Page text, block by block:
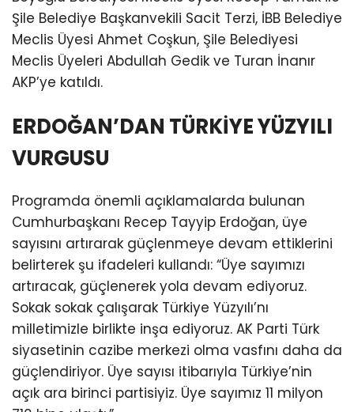
Şile Belediye Başkanvekili Sacit Terzi, İBB Belediye
Meclis Üyesi Ahmet Coşkun, Şile Belediyesi
Meclis Üyeleri Abdullah Gedik ve Turan İnanır
AKP’ye katıldı.
ERDOĞAN’DAN TÜRKİYE YÜZYILI
VURGUSU
Programda önemli açıklamalarda bulunan
Cumhurbaşkanı Recep Tayyip Erdoğan, üye
sayısını artırarak güçlenmeye devam ettiklerini
belirterek şu ifadeleri kullandı: “Üye sayımızı
artıracak, güçlenerek yola devam ediyoruz.
Sokak sokak çalışarak Türkiye Yüzyılı’nı
milletimizle birlikte inşa ediyoruz. AK Parti Türk
siyasetinin cazibe merkezi olma vasfını daha da
güçlendiriyor. Üye sayısı itibarıyla Türkiye’nin
açık ara birinci partisiyiz. Üye sayımız 11 milyon